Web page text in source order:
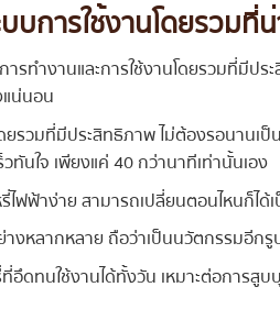
บการใช้งานโดยรวม
รทำงานและการใช้งานโดยรวมที่มีปร
แน่นอน
ยรวมที่มีประสิทธิภาพ ไม่ต้องรอนานเ
วทันใจ เพียงแค่ 40 กว่านาทีเท่านั้นเอง
ไฟฟ้าง่าย สามารถเปลี่ยนตอนไหนก็ได้
างหลากหลาย ถือว่าเป็นนวัตกรรม
อึดทนใช้งานได้ทั้งวัน เหมาะต่อการสู